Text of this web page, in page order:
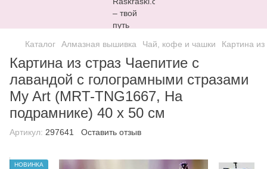
Каталог Алмазная вышивка Чай, кофе и чашки Картина
Картина из страз Чаепитие с
лавандой с голограмными стразами
My Art (MRT-TNG1667, На
подрамнике) 40 х 50 см
Артикул: 297641 Оставить отзыв
НОВИНКА